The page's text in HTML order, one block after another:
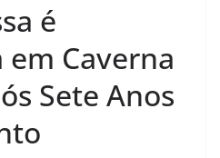
é
Caverna
Sete Anos